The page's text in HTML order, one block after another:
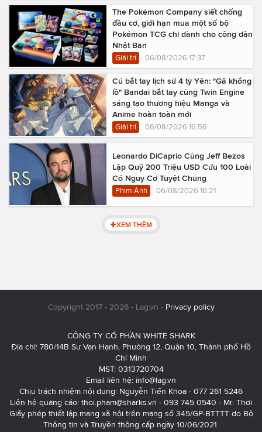
The Pokémon Company siết chống
đầu cơ, giới hạn mua một số bộ
Pokémon TCG chỉ dành cho công dân
Nhật Bản
Giải trí 06/08/2026 17:37
Cú bắt tay lịch sử 4 tỷ Yên: "Gã khổng
lồ" Bandai bắt tay cùng Twin Engine
sáng tạo thương hiệu Manga và
Anime hoàn toàn mới
Giải trí 06/08/2026 16:56
Leonardo DiCaprio Cùng Jeff Bezos
Lập Quỹ 200 Triệu USD Cứu 100 Loài
Có Nguy Cơ Tuyệt Chủng
Phim Ảnh 06/08/2026 16:21
XEM THÊM
Copyright 2017 - 2026 - Lag.vn - Privacy policy
CÔNG TY CỔ PHẦN WHITE SHARK
Địa chỉ: 780/14B Sư Vạn Hạnh, Phường 12, Quận 10, Thành phố Hồ
Chí Minh
MST: 0313720704
Email liên hệ: info@lag.vn
Chịu trách nhiệm nội dung: Nguyễn Tiến Khoa - 077 261 5246
Liên hệ quảng cáo: thoi.pham@sharks.vn - 093 745 0540 - Mr. Thơi
Giấy phép thiết lập mạng xã hội trên mạng số 345/GP-BTTTT do Bộ
Thông tin và Truyền thông cấp ngày 10/06/2021.